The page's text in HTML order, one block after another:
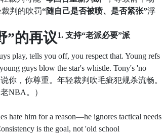
判的吹罚“随自己是否被喷、是否紧张”浮
”的再议1. 支持“老派必要”派
play, tells you off, you respect that. Young refs
guys blow the star's whistle. Tony's 'no
你，你尊重。年轻裁判吹毛疵犯规杀流畅。
NBA。）
hate him for a reason—he ignores tactical needs
is the goal, not 'old school